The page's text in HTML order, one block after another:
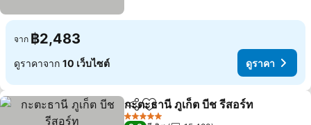
จาก ฿2,483
ดูราคาจาก 10 เว็บไซต์ ดูราคา
แชร์ เพิ่มในรายการโปรด
กะตะธานี ภูเก็ต บีช รีสอร์ท
5 ดาว